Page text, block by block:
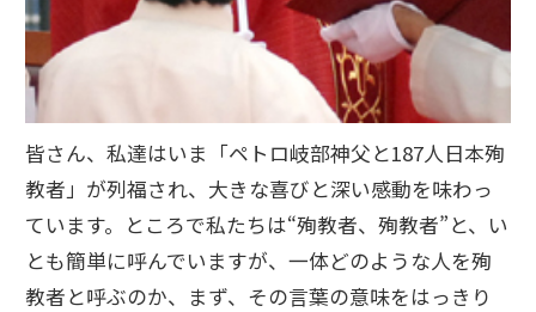
皆さん、私達はいま「ペトロ岐部神父と187人日本殉
教者」が列福され、大きな喜びと深い感動を味わっ
ています。ところで私たちは“殉教者、殉教者”と、い
とも簡単に呼んでいますが、一体どのような人を殉
教者と呼ぶのか、まず、その言葉の意味をはっきり